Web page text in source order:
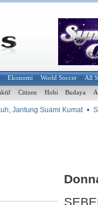
Ekonomi World Soccer All
Citizen Hobi Budaya
Jantung Suami Kumat •